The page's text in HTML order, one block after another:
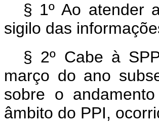
§ 1º Ao atender
sigilo das
§ 2º Cabe à
março do ano
sobre o
âmbito do PPI,